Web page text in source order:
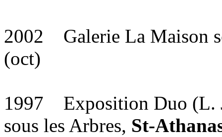
2002 Galerie La Maison
(oct)
1997 Exposition Duo (L.
sous les Arbres, St-